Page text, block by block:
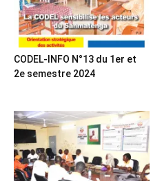
CODEL-INFO N°13 du 1er et
2e semestre 2024